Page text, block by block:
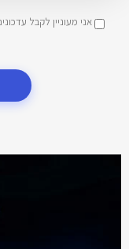
אני מעוניין לקבל